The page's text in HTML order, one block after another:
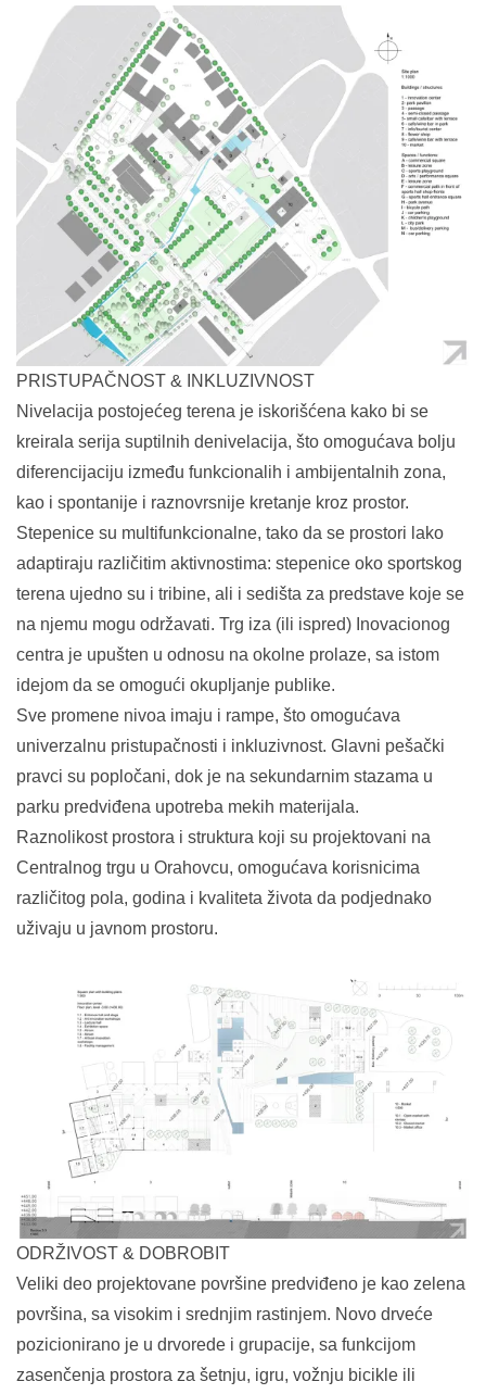
PRISTUPAČNOST & INKLUZIVNOST
Nivelacija postojećeg terena je iskorišćena kako bi se
kreirala serija suptilnih denivelacija, što omogućava bolju
diferencijaciju između funkcionalih i ambijentalnih zona,
kao i spontanije i raznovrsnije kretanje kroz prostor.
Stepenice su multifunkcionalne, tako da se prostori lako
adaptiraju različitim aktivnostima: stepenice oko sportskog
terena ujedno su i tribine, ali i sedišta za predstave koje se
na njemu mogu održavati. Trg iza (ili ispred) Inovacionog
centra je upušten u odnosu na okolne prolaze, sa istom
idejom da se omogući okupljanje publike.
Sve promene nivoa imaju i rampe, što omogućava
univerzalnu pristupačnosti i inkluzivnost. Glavni pešački
pravci su popločani, dok je na sekundarnim stazama u
parku predviđena upotreba mekih materijala.
Raznolikost prostora i struktura koji su projektovani na
Centralnog trgu u Orahovcu, omogućava korisnicima
različitog pola, godina i kvaliteta života da podjednako
uživaju u javnom prostoru.
ODRŽIVOST & DOBROBIT
Veliki deo projektovane površine predviđeno je kao zelena
površina, sa visokim i srednjim rastinjem. Novo drveće
pozicionirano je u drvorede i grupacije, sa funkcijom
zasenčenja prostora za šetnju, igru, vožnju bicikle ili